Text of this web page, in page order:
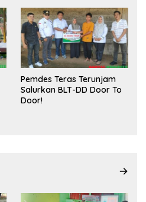
Pemdes Teras Terunjam
Salurkan BLT-DD Door To
Door!